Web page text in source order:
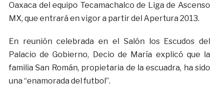
Oaxaca del equipo Tecamachalco de Liga de Ascenso
MX, que entrará en vigor a partir del Apertura 2013.
En reunión celebrada en el Salón los Escudos del
Palacio de Gobierno, Decio de María explicó que la
familia San Román, propietaria de la escuadra, ha sido
una “enamorada del futbol”.